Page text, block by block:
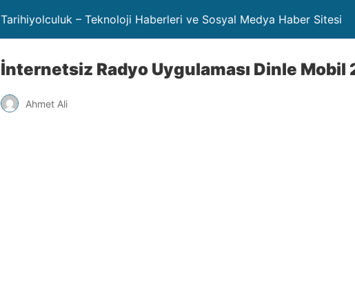
Tarihiyolculuk – Teknoloji Haberleri ve Sosyal Medya Haber Sitesi
İnternetsiz Radyo Uygulaması Dinle Mobil
Ahmet Ali